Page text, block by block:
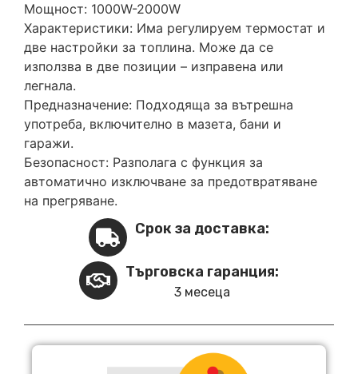
Мощност: 1000W-2000W
Характеристики: Има регулируем термостат и
две настройки за топлина. Може да се
използва в две позиции – изправена или
легнала.
Предназначение: Подходяща за вътрешна
употреба, включително в мазета, бани и
гаражи.
Безопасност: Разполага с функция за
автоматично изключване за предотвратяване
на прегряване.
Срок за доставка:
Търговска гаранция:
3 месеца